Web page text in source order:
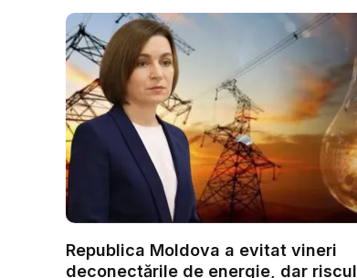
Republica Moldova a evitat vineri
deconectările de energie, dar riscul